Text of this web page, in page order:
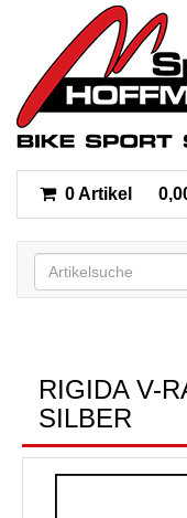
0 Artikel
RIGIDA V-
SILBER